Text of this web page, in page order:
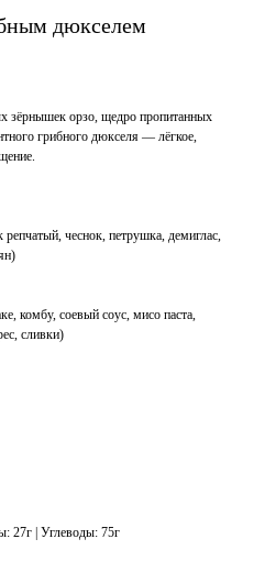
дюкселем
зёрнышек орзо, щедро пропитанных
грибного дюкселя — лёгкое,
чеснок, петрушка, демиглас,
комбу, соевый соус, мисо паста,
сливки)
27г | Углеводы: 75г